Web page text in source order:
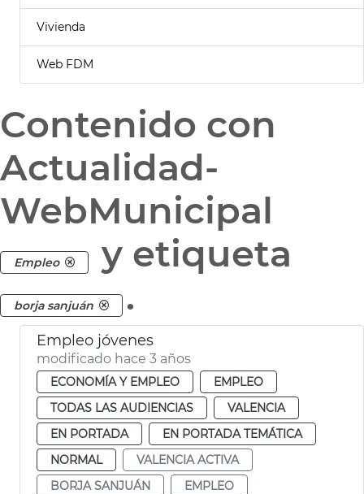
Vivienda
Web FDM
Contenido con
Actualidad-
WebMunicipal
Empleo y etiqueta
borja sanjuán .
Empleo jóvenes
modificado hace 3 años
ECONOMÍA Y EMPLEO
EMPLEO
TODAS LAS AUDIENCIAS
VALENCIA
EN PORTADA
EN PORTADA TEMÁTICA
NORMAL
VALENCIA ACTIVA
BORJA SANJUÁN
EMPLEO